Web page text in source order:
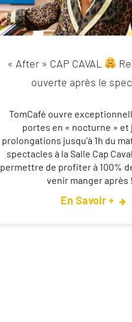
« After » CAP CAVAL
ouverte après le
TomCafé ouvre
portes en « nocturne » et
prolongations jusqu’à 1h du
spectacles à la Salle Cap
permettre de profiter à 100%
venir manger après
En Savoir +